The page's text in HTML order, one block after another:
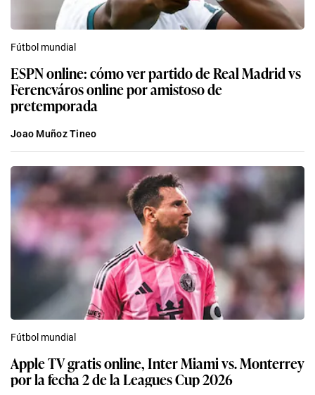
Fútbol mundial
ESPN online: cómo ver partido de Real Madrid vs
Ferencváros online por amistoso de
pretemporada
Joao Muñoz Tineo
Fútbol mundial
Apple TV gratis online, Inter Miami vs. Monterrey
por la fecha 2 de la Leagues Cup 2026